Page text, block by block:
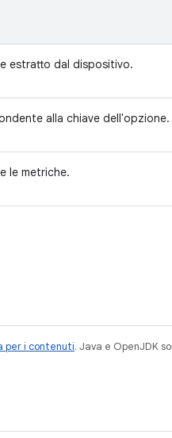
estratto dal dispositivo.
alla chiave dell'opzione.
le metriche.
per i contenuti. Java e OpenJDK